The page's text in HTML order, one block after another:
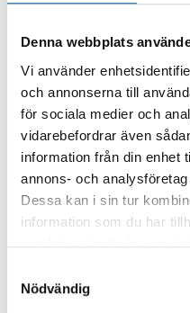
Denna webbplats
Vi använder
och annonserna till
för sociala medier och
vidarebefordrar även
information från din enhet
annons- och
Dessa kan i sin tur
information som du har
Nödvändig
jobbat med lön ett
redan har goda
ger dig fördjupade
lönehantering vad
sjuklön, semester